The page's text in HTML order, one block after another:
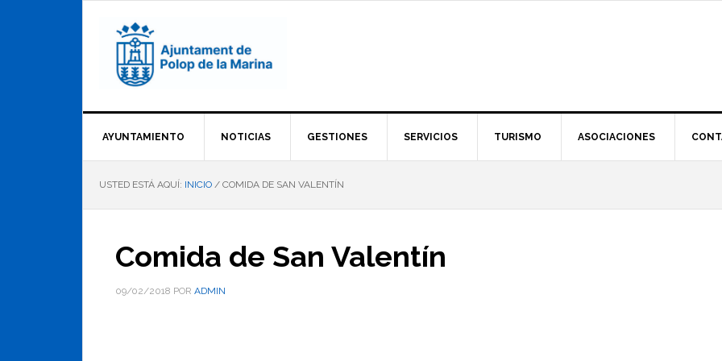
AYUNTAMIENTO NOTICIAS GESTIONES SERVICIOS TURISMO ASOCIACIONES
USTED ESTÁ AQUÍ: INICIO / COMIDA DE SAN VALENTÍN
Comida de San Valentín
09/02/2018 POR ADMIN